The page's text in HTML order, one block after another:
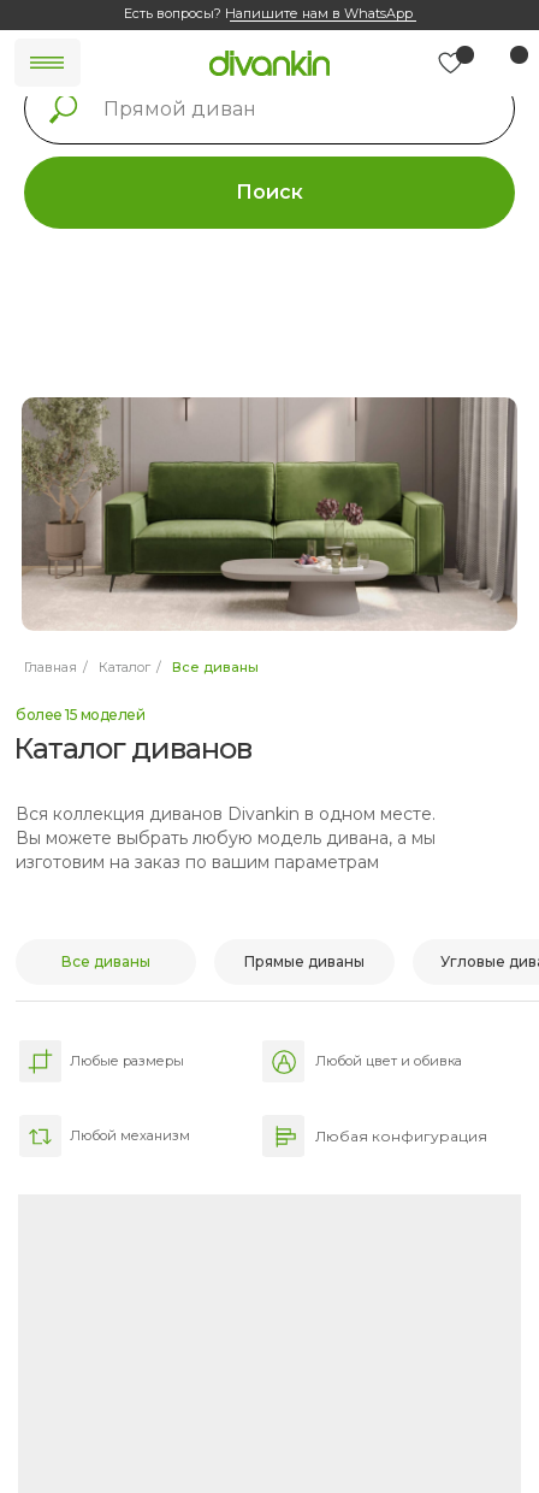
Есть вопросы? Напишите нам в WhatsApp
Поиск
Главная / Каталог / Все диваны
Каталог диванов
более 15 моделей
Вся коллекция диванов Divankin в одном месте.
Вы можете выбрать любую модель дивана, а мы
изготовим на заказ по вашим параметрам
Угловые
Прямые диваны
Все диваны
Любые размеры Любой цвет и обивка
Любой механизм Любая конфигурация